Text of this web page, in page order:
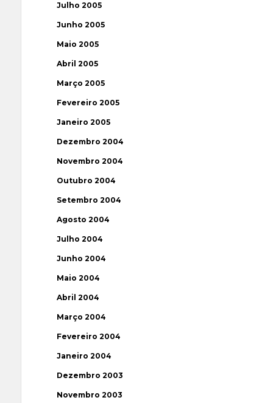
Julho 2005
Junho 2005
Maio 2005
Abril 2005
Março 2005
Fevereiro 2005
Janeiro 2005
Dezembro 2004
Novembro 2004
Outubro 2004
Setembro 2004
Agosto 2004
Julho 2004
Junho 2004
Maio 2004
Abril 2004
Março 2004
Fevereiro 2004
Janeiro 2004
Dezembro 2003
Novembro 2003